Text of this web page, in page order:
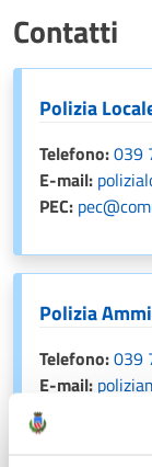
Contatti
Polizia
Telefono:039
E-mail:
PEC:
Polizia
Telefono:039
E-mail:
PEC: